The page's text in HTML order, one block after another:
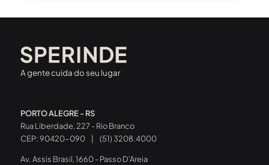
A gente cuida do seu lugar
PORTO ALEGRE - RS
Rua Liberdade, 227 - Rio Branco
CEP: 90420-090
(51) 3208.4000
Av. Assis Brasil, 1660 - Passo D’Areia